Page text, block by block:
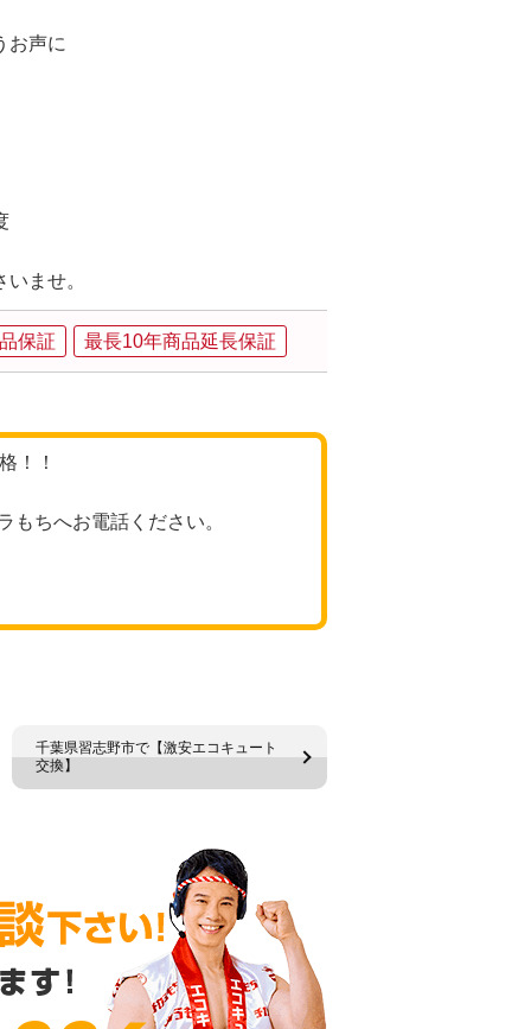
お声に
ませ。
保証 最長10年商品延長保証
！！
もちへお電話ください。
千葉県習志野市で【激安エコキュート
交換】